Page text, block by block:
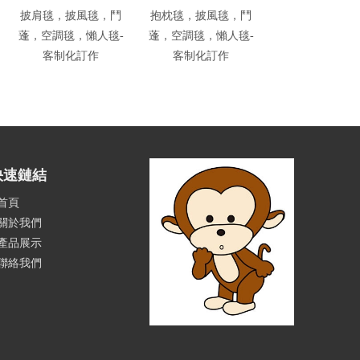
披肩毯，披風毯，鬥
蓬，空調毯，懶人毯-
客制化訂作
抱枕毯，披風毯，鬥
蓬，空調毯，懶人毯-
客制化訂作
速鏈結
頁
於我們
品展示
絡我們